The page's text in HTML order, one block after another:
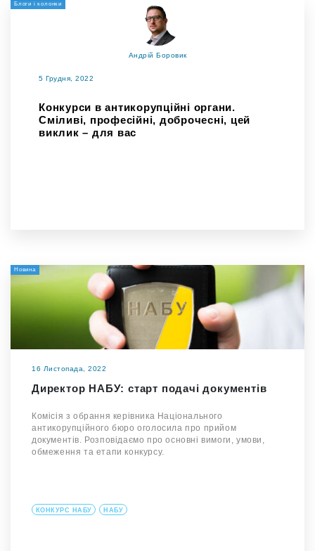
Блоги і колонки
Андрій Боровик
5 Грудня, 2022
Конкурси в антикорупційні органи.
Сміливі, професійні, доброчесні, цей
виклик – для вас
Новина
16 Листопада, 2022
Директор НАБУ: старт подачі документів
Комісія з обрання керівника Національного
антикорупційного бюро оголосила про прийом
документів. Розповідаємо про основні вимоги, умови,
обмеження та етапи конкурсу.
КОНКУРС НАБУ НАБУ